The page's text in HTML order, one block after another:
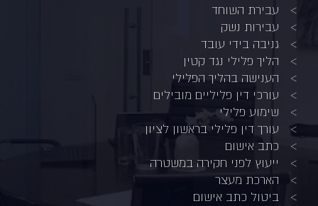
עבירת השוחד
עבירות נשק
גניבה בידי עובד
הליך פלילי נגד קטין
הענישה בהליך הפלילי
עורכי דין פליליים מובילים
שימוע פלילי
עורך דין פלילי בראשון לציון
כתב אישום
ייעוץ לפני חקירה במשטרה
הארכת מעצר
ביטול כתב אישום